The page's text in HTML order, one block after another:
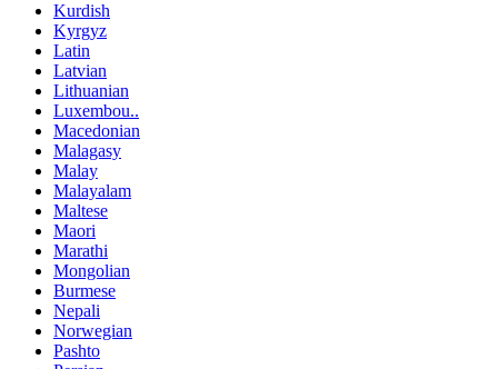
Kurdish
Kyrgyz
Latin
Latvian
Lithuanian
Luxembou..
Macedonian
Malagasy
Malay
Malayalam
Maltese
Maori
Marathi
Mongolian
Burmese
Nepali
Norwegian
Pashto